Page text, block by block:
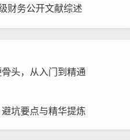
财务公开文献综述
头，从入门到精通
坑要点与精华提炼